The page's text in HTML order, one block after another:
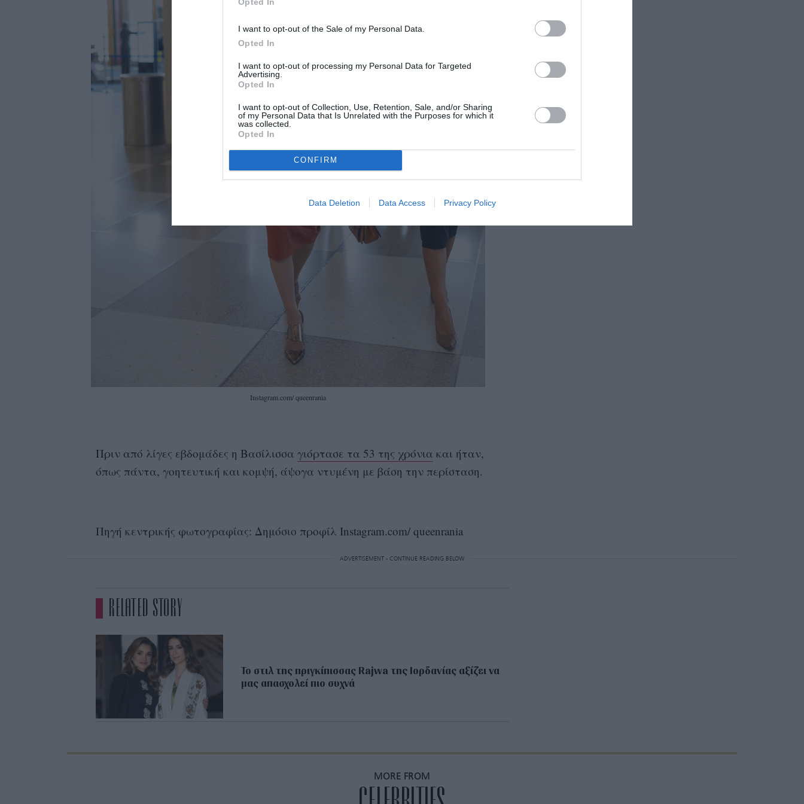
I want to opt-out of the Sale of my Personal Data.
Opted In
I want to opt-out of processing my Personal Data for Targeted
Advertising.
Opted In
I want to opt-out of Collection, Use, Retention, Sale, and/or Sharing
of my Personal Data that Is Unrelated with the Purposes for which it
was collected.
Opted In
CONFIRM
Data Deletion Data Access Privacy Policy
Instagram.com/ queenrania
Πριν από λίγες εβδομάδες η Βασίλισσα γιόρτασε τα 53 της χρόνια και ήταν,
όπως πάντα, γοητευτική και κομψή, άψογα ντυμένη με βάση την περίσταση.
Πηγή κεντρικής φωτογραφίας: Δημόσιο προφίλ Instagram.com/ queenrania
ADVERTISEMENT - CONTINUE READING BELOW
RELATED STORY
Το στιλ της πριγκίπισσας Rajwa της Ιορδανίας αξίζει να
μας απασχολεί πιο συχνά
MORE FROM